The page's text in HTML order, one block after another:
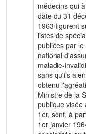
médecins qui
date du 31
1963 figurent
listes de
publiées par le
national
maladie-
sans qu'ils
obtenu
Ministre de la
publique visée
1er, sont, à
1er janvier